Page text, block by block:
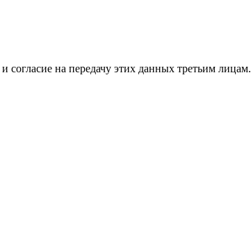
и согласие на передачу этих данных третьим лицам.